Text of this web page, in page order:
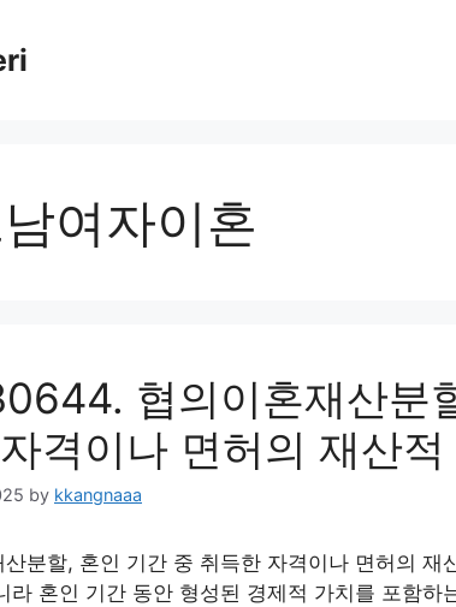
여자이혼
협의이혼재산분
격이나 면허의 재산
by kkangnaaa
산분할, 혼인 기간 중 취득한 자격이나 면허의 재
라 혼인 기간 동안 형성된 경제적 가치를 포함하